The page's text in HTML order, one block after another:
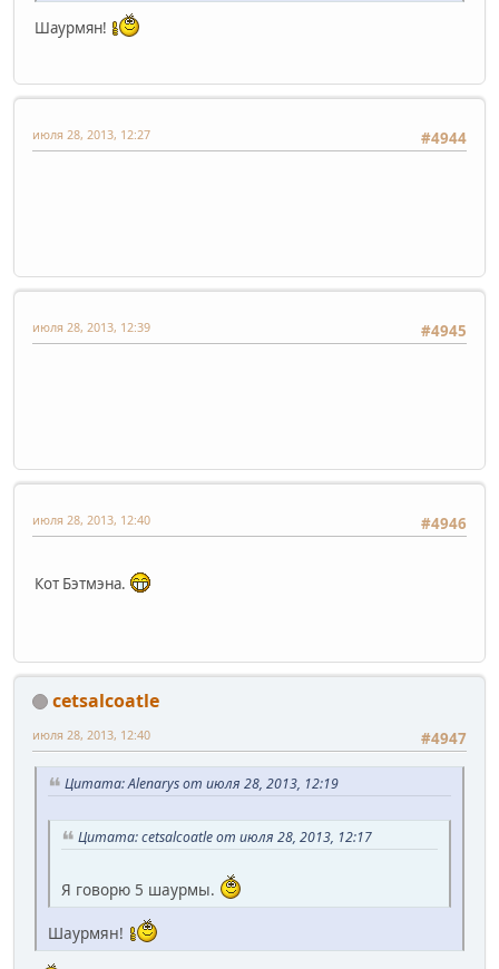
Шаурмян!
#4944
июля 28, 2013, 12:27
#4945
июля 28, 2013, 12:39
#4946
июля 28, 2013, 12:40
Кот Бэтмэна.
cetsalcoatle
#4947
июля 28, 2013, 12:40
Цитата: Alenarys от июля 28, 2013, 12:19
Цитата: cetsalcoatle от июля 28, 2013, 12:17
Я говорю 5 шаурмы.
Шаурмян!